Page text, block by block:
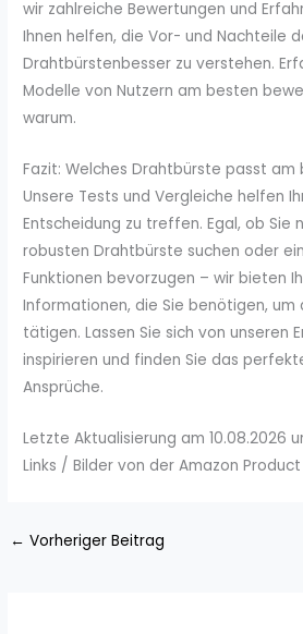
wir zahlreiche Bewertungen und
Ihnen helfen, die Vor- und Nachteile
Drahtbürstenbesser zu verstehen.
Modelle von Nutzern am besten
warum.
Fazit: Welches Drahtbürste passt am
Unsere Tests und Vergleiche helfen
Entscheidung zu treffen. Egal, ob Sie
robusten Drahtbürste suchen oder
Funktionen bevorzugen – wir bieten
Informationen, die Sie benötigen, um
tätigen. Lassen Sie sich von unseren
inspirieren und finden Sie das
Ansprüche.
Letzte Aktualisierung am 10.08.2026
Links / Bilder von der Amazon
← Vorheriger Beitrag